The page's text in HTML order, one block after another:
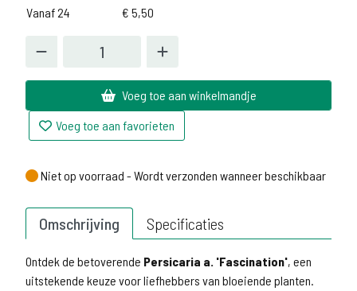
Vanaf 24
€ 5,50
Voeg toe aan winkelmandje
Voeg toe aan favorieten
Niet op voorraad - Wordt verzonden wanneer beschikbaar
Niet op voorraad - Wordt verzonden wanneer beschikbaar
Omschrijving Specificaties
Ontdek de betoverende Persicaria a. 'Fascination', een
uitstekende keuze voor liefhebbers van bloeiende planten.